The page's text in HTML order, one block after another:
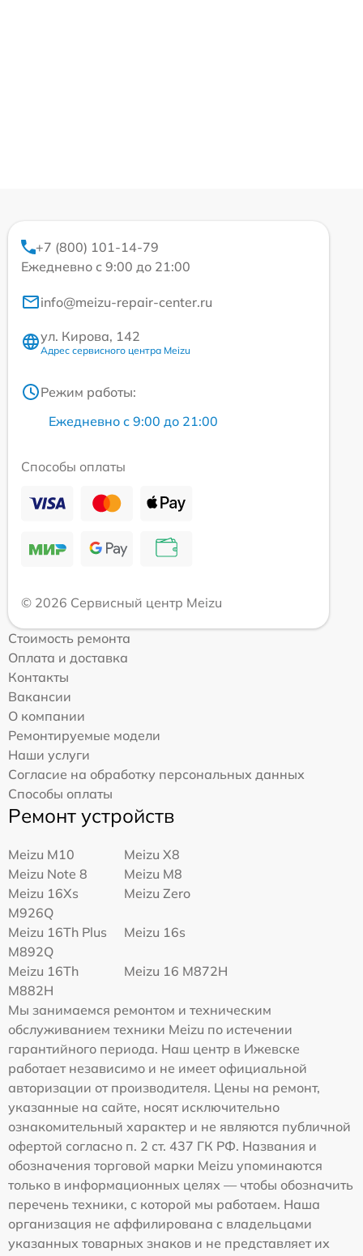
+7 (800) 101-14-79
Ежедневно с 9:00 до 21:00
info@meizu-repair-center.ru
ул. Кирова, 142
Адрес сервисного центра Meizu
Режим работы:
Ежедневно с 9:00 до 21:00
Способы оплаты
© 2026 Сервисный центр Meizu
Стоимость ремонта
Оплата и доставка
Контакты
Вакансии
О компании
Ремонтируемые модели
Наши услуги
Согласие на обработку персональных данных
Способы оплаты
Ремонт устройств
Meizu M10
Meizu X8
Meizu Note 8
Meizu M8
Meizu 16Xs
M926Q
Meizu Zero
Meizu 16Th Plus
M892Q
Meizu 16s
Meizu 16Th
M882H
Meizu 16 M872H
Мы занимаемся ремонтом и техническим
обслуживанием техники Meizu по истечении
гарантийного периода. Наш центр в Ижевске
работает независимо и не имеет официальной
авторизации от производителя. Цены на ремонт,
указанные на сайте, носят исключительно
ознакомительный характер и не являются публичной
офертой согласно п. 2 ст. 437 ГК РФ. Названия и
обозначения торговой марки Meizu упоминаются
только в информационных целях — чтобы обозначить
перечень техники, с которой мы работаем. Наша
организация не аффилирована с владельцами
указанных товарных знаков и не представляет их